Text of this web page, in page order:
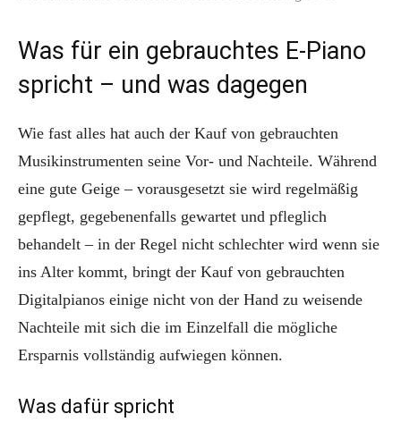
Was für ein gebrauchtes E-Piano
spricht – und was dagegen
Wie fast alles hat auch der Kauf von gebrauchten
Musikinstrumenten seine Vor- und Nachteile. Während
eine gute Geige – vorausgesetzt sie wird regelmäßig
gepflegt, gegebenenfalls gewartet und pfleglich
behandelt – in der Regel nicht schlechter wird wenn sie
ins Alter kommt, bringt der Kauf von gebrauchten
Digitalpianos einige nicht von der Hand zu weisende
Nachteile mit sich die im Einzelfall die mögliche
Ersparnis vollständig aufwiegen können.
Was dafür spricht